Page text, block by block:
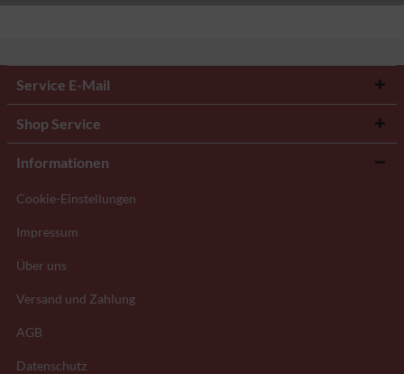
Service E-Mail
Shop Service
Informationen
Cookie-Einstellungen
Impressum
Über uns
Versand und Zahlung
AGB
Datenschutz